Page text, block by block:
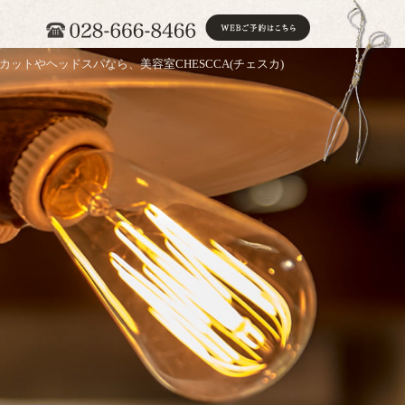
ットやヘッドスパなら、美容室CHESCCA(チェスカ)